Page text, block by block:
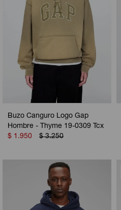
Buzo Canguro Logo Gap
Hombre - Thyme 19-0309 Tcx
$ 1.950 $ 3.250